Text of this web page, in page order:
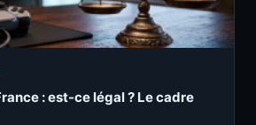
: est-ce légal ? Le cadre